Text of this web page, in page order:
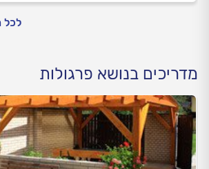
לכל
מדריכים בנושא פרגולות